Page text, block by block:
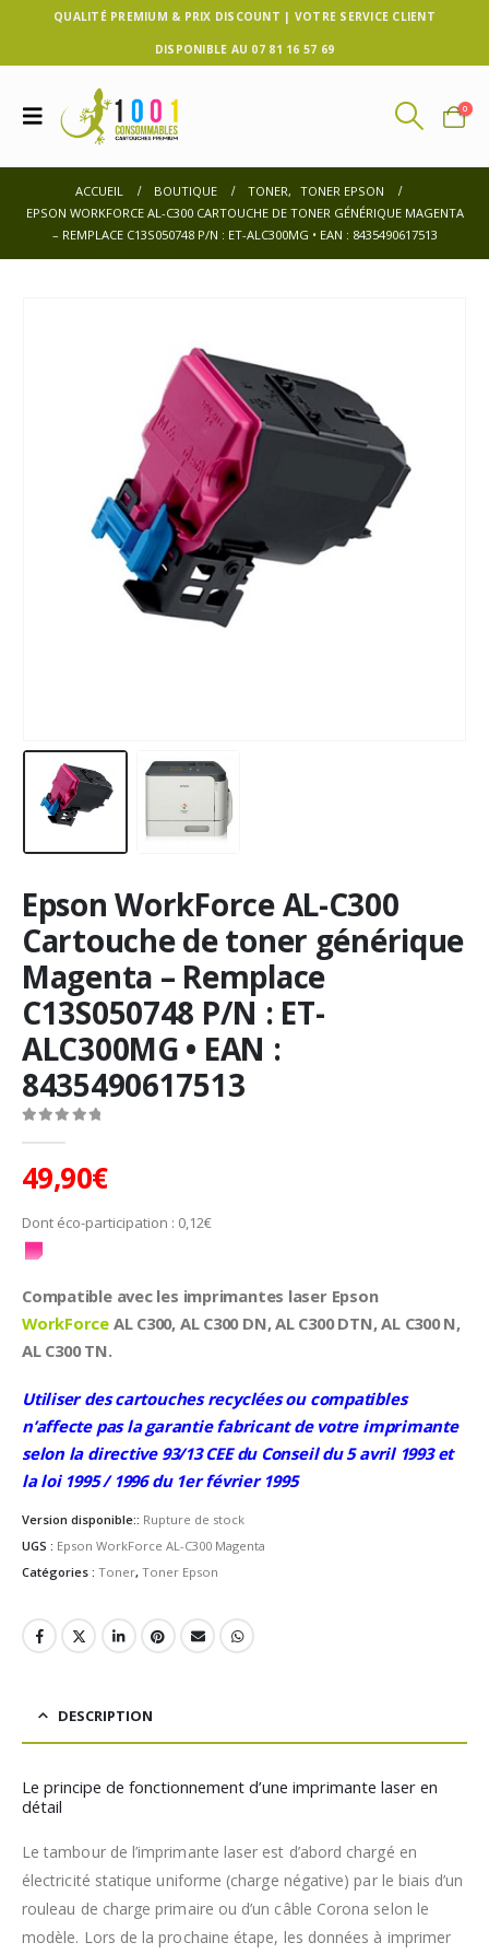
QUALITÉ PREMIUM & PRIX DISCOUNT | VOTRE SERVICE CLIENT
DISPONIBLE AU 07 81 16 57 69
0
ACCUEIL BOUTIQUE TONER, TONER EPSON
EPSON WORKFORCE AL-C300 CARTOUCHE DE TONER GÉNÉRIQUE MAGENTA
– REMPLACE C13S050748 P/N : ET-ALC300MG • EAN : 8435490617513
Epson WorkForce AL-C300
Cartouche de toner générique
Magenta – Remplace
C13S050748 P/N : ET-
ALC300MG • EAN :
8435490617513
49,90€
Dont éco-participation : 0,12€
Compatible avec les imprimantes laser Epson
WorkForce AL C300, AL C300 DN, AL C300 DTN, AL C300 N,
AL C300 TN.
Utiliser des cartouches recyclées ou compatibles
n’affecte pas la garantie fabricant de votre imprimante
selon la directive 93/13 CEE du Conseil du 5 avril 1993 et
la loi 1995 / 1996 du 1er février 1995
Version disponible:: Rupture de stock
UGS : Epson WorkForce AL-C300 Magenta
Catégories : Toner, Toner Epson
DESCRIPTION
Le principe de fonctionnement d’une imprimante laser en
détail
Le tambour de l’imprimante laser est d’abord chargé en
électricité statique uniforme (charge négative) par le biais d’un
rouleau de charge primaire ou d’un câble Corona selon le
modèle. Lors de la prochaine étape, les données à imprimer